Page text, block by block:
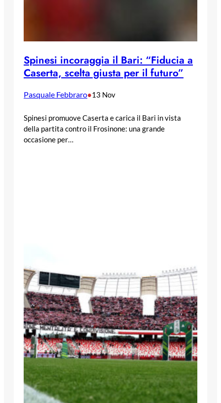
Spinesi incoraggia il Bari: “Fiducia a
Caserta, scelta giusta per il futuro”
Pasquale Febbraro•13 Nov
Spinesi promuove Caserta e carica il Bari in vista
della partita contro il Frosinone: una grande
occasione per…